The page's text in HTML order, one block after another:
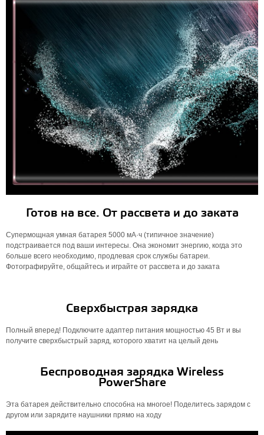
Готов на все. От рассвета и до заката
Супермощная умная батарея 5000 мА·ч (типичное значение)
подстраивается под ваши интересы. Она экономит энергию, когда это
больше всего необходимо, продлевая срок службы батареи.
Фотографируйте, общайтесь и играйте от рассвета и до заката
Сверхбыстрая зарядка
Полный вперед! Подключите адаптер питания мощностью 45 Вт и вы
получите сверхбыстрый заряд, которого хватит на целый день
Беспроводная зарядка Wireless
PowerShare
Эта батарея действительно способна на многое! Поделитесь зарядом с
другом или зарядите наушники прямо на ходу